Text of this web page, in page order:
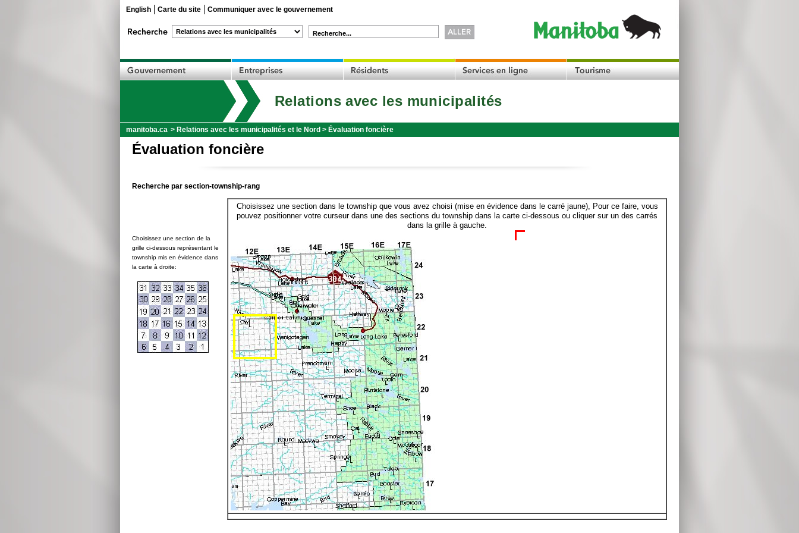
English Carte du site Communiquer avec le gouvernement
Recherche...
Relations avec les municipalités
manitoba.ca > Relations avec les municipalités et le Nord > Évaluation foncière
Évaluation foncière
Recherche par section-township-rang
Choisissez une section de la
grille ci-dessous représentant le
township mis en évidence dans
la carte à droite:
Choisissez une section dans le township que vous avez choisi (mise en évidence dans le carré jaune), Pour ce faire, vous
pouvez positionner votre curseur dans une des sections du township dans la carte ci-dessous ou cliquer sur un des carrés
dans la grille à gauche.